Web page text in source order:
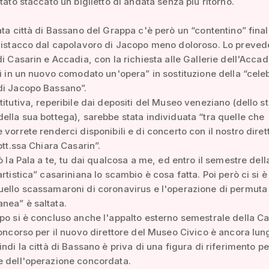
città di Bassano del Grappa c'è però un “contentino”
dal capolavoro di Jacopo meno doloroso. Lo
Casarin e Accadia, con la richiesta alle Gallerie
in un nuovo comodato un'opera” in sostituzione della
Jacopo Bassano”.
reperibile dai depositi del Museo veneziano (dello
sua bottega), sarebbe stata individuata “tra quelle che
vorrete renderci disponibili e di concerto con il nostro
Chiara Casarin”.
la Pala a te, tu dai qualcosa a me, ed entro il semestre
casariniana lo scambio è cosa fatta. Poi però ci si
scassamaroni di coronavirus e l'operazione di permuta
è saltata.
si è concluso anche l'appalto esterno semestrale della
per il nuovo direttore del Museo Civico è ancora
la città di Bassano è priva di una figura di riferimento
dell'operazione concordata.